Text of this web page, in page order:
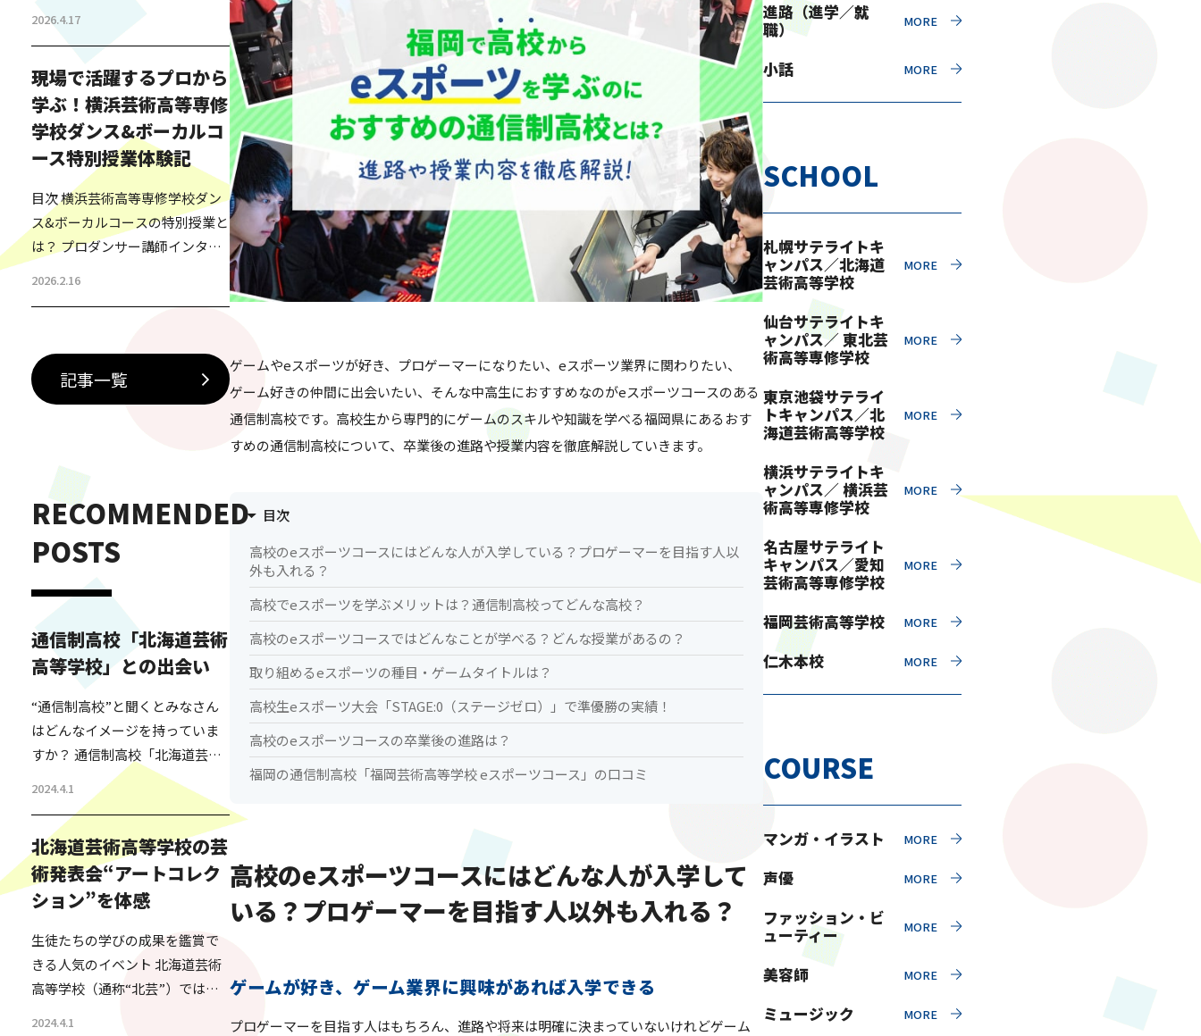
ゲームやeスポーツが好き、プロゲーマーになりたい、eスポーツ業界に関わりたい、
ゲーム好きの仲間に出会いたい、そんな中高生におすすめなのがeスポーツコースのある
通信制高校です。高校生から専門的にゲームのスキルや知識を学べる福岡県にあるおす
すめの通信制高校について、卒業後の進路や授業内容を徹底解説していきます。
目次
高校のeスポーツコースにはどんな人が入学している？プロゲーマーを目指す人以
外も入れる？
高校でeスポーツを学ぶメリットは？通信制高校ってどんな高校？
高校のeスポーツコースではどんなことが学べる？どんな授業があるの？
取り組めるeスポーツの種目・ゲームタイトルは？
高校生eスポーツ大会「STAGE:0（ステージゼロ）」で準優勝の実績！
高校のeスポーツコースの卒業後の進路は？
福岡の通信制高校「福岡芸術高等学校 eスポーツコース」の口コミ
高校のeスポーツコースにはどんな人が入学して
いる？プロゲーマーを目指す人以外も入れる？
ゲームが好き、ゲーム業界に興味があれば入学できる
プロゲーマーを目指す人はもちろん、進路や将来は明確に決まっていないけれどゲーム
進路（進学／就
職）
小話
SCHOOL
札幌サテライトキ
ャンパス／北海道
芸術高等学校
仙台サテライトキ
ャンパス／ 東北芸
術高等専修学校
東京池袋サテライ
トキャンパス／北
海道芸術高等学校
横浜サテライトキ
ャンパス／ 横浜芸
術高等専修学校
名古屋サテライト
キャンパス／愛知
芸術高等専修学校
福岡芸術高等学校
仁木本校
COURSE
マンガ・イラスト
声優
ファッション・ビ
ューティー
美容師
ミュージック
り添う学びとは？先生から見た
教育の価値 “誰かのために本気に
なる”卒業制作が教えてくれるこ
と 「芸高グループ」とは 愛知芸
術高等専修学校の卒業制作「ち
ょっとワケありブライダル」と
は 愛知芸術高等専修学校のファ
ッション・ビュー…
2026.4.17
現場で活躍するプロから
学ぶ！横浜芸術高等専修
学校ダンス&ボーカルコ
ース特別授業体験記
目次 横浜芸術高等専修学校ダン
ス&ボーカルコースの特別授業と
は？ プロダンサー講師インタビ
「芸高グループ」とは 横浜芸術
高等専修学校ダンス&ボーカルコ
ースでは、日々の授業に加え
て、…
2026.2.16
記事一覧
RECOMMENDED
POSTS
通信制高校「北海道芸術
高等学校」との出会い
“通信制高校”と聞くとみなさん
はどんなイメージを持っていま
すか？ 通信制高校「北海道芸術
高等学校」通称“北芸”の名前を
私が知ったのは、今からちょう
ど20年くらい前のこと。 北海道
で高校の資格が取れる学校の特
区ができるということで、その
特区を活用して、北海道芸術高
だった。 その話を人づてに聞い
た私は、単に高卒の資格を欲し
い人が通信制で簡単に資格を取
得する仕組みで、日本の過…
2024.4.1
北海道芸術高等学校の芸
術発表会“アートコレク
ション”を体感
生徒たちの学びの成果を鑑賞で
きる人気のイベント 北海道芸術
高等学校（通称“北芸”）では、
2024.4.1